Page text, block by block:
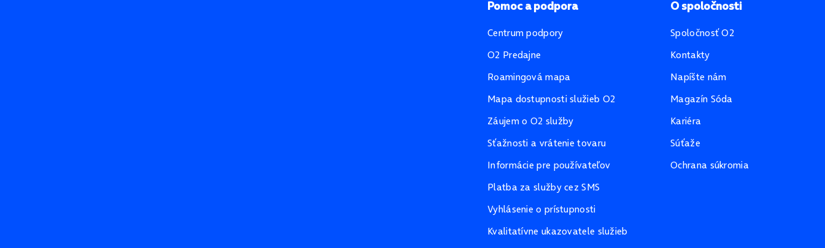
Pomoc a podpora
Centrum podpory
O2 Predajne
Roamingová mapa
Mapa dostupnosti služieb O2
Záujem o O2 služby
Sťažnosti a vrátenie tovaru
Informácie pre používateľov
Platba za služby cez SMS
Vyhlásenie o prístupnosti
Kvalitatívne ukazovatele služieb
O spoločnosti
Spoločnosť O2
Kontakty
Napíšte nám
Magazín Sóda
Kariéra
Súťaže
Ochrana súkromia